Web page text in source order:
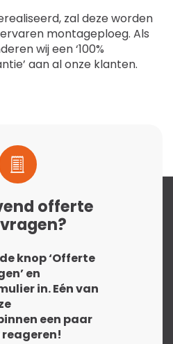
zal deze worden
montageploeg. Als
wij een ‘100%
aan al onze klanten.
offerte
knop ‘Offerte
en
in. Eén van
een paar